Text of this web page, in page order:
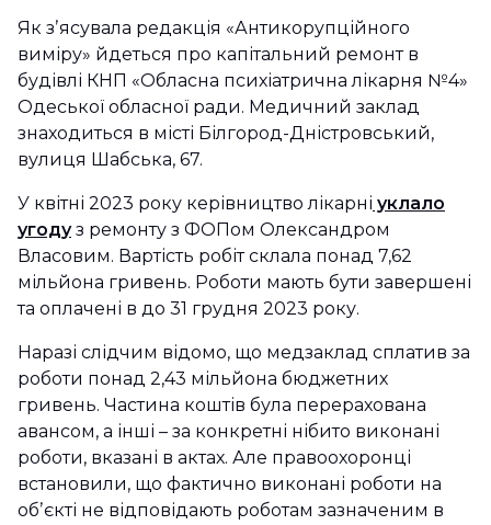
Як зʼясувала редакція «Антикорупційного
виміру» йдеться про капітальний ремонт в
будівлі КНП «Обласна психіатрична лікарня №4»
Одеської обласної ради. Медичний заклад
знаходиться в місті Білгород-Дністровський,
вулиця Шабська, 67.
У квітні 2023 року керівництво лікарні уклало
угодуз ремонту з ФОПом Олександром
Власовим. Вартість робіт склала понад 7,62
мільйона гривень. Роботи мають бути завершені
та оплачені в до 31 грудня 2023 року.
Наразі слідчим відомо, що медзаклад сплатив за
роботи понад 2,43 мільйона бюджетних
гривень. Частина коштів була перерахована
авансом, а інші – за конкретні нібито виконані
роботи, вказані в актах. Але правоохоронці
встановили, що фактично виконані роботи на
обʼєкті не відповідають роботам зазначеним в